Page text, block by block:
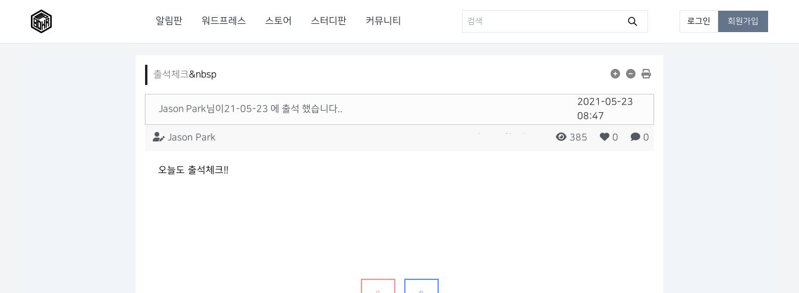
알림판 워드프레스 스토어 스터디판 커뮤니티 로그인 회원가입
출석체크&nbsp
Jason Park님이21-05-23 에 출석 했습니다..
2021-05-23
08:47
Jason Park 385 0 0
오늘도 출석체크!!